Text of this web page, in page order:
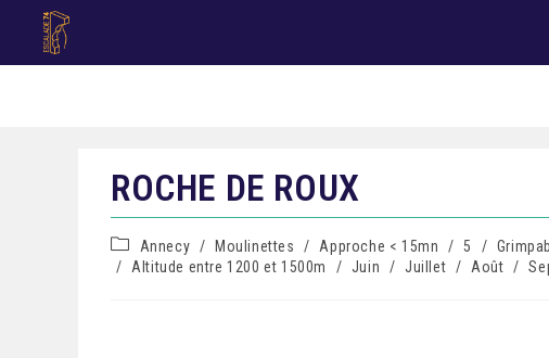
ROCHE DE ROUX
Annecy / Moulinettes / Approche < 15mn / 5 /
/
Altitude entre 1200 et 1500m / Juin / Juillet / Août /